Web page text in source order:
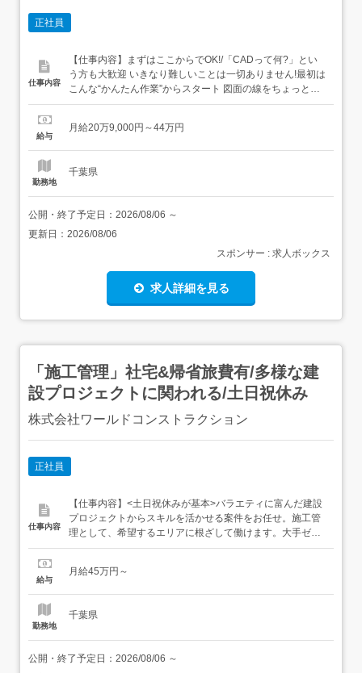
正社員
仕事内容
【仕事内容】まずはここからでOK!/「CADって何?」とい
う方も大歓迎 いきなり難しいことは一切ありません!最初は
こんな“かんたん作業”からスタート 図面の線をちょっと動
かすだけ 決まったフォーマットに数字を入力→いわば“パ
まずはメールの送り方やあいさつといった基本的なビジネ
給与
月給20万9,000円～44万円
勤務地
千葉県
公開・終了予定日： 2026/08/06 ～
更新日： 2026/08/06
スポンサー : 求人ボックス
求人詳細を見る
「施工管理」社宅&帰省旅費有/多様な建
設プロジェクトに関われる/土日祝休み
株式会社ワールドコンストラクション
正社員
仕事内容
【仕事内容】<土日祝休みが基本>バラエティに富んだ建設
プロジェクトからスキルを活かせる案件をお任せ。施工管
理として、希望するエリアに根ざして働けます。大手ゼネ
コンが手がける案件を中心に、様々な現場で施工管理とし
オフィスビル、高層マンション、商業施設、工場、医療施
給与
月給45万円～
勤務地
千葉県
公開・終了予定日： 2026/08/06 ～